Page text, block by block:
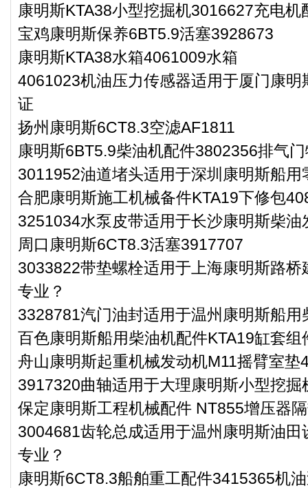
康明斯KTA38小型挖掘机3016627充电机
宝鸡康明斯保养6BT5.9活塞3928673
康明斯KTA38水箱4061009水箱
4061023机油压力传感器适用于厦门康明
证
扬州康明斯6CT8.3空滤AF1811
康明斯6BT5.9柴油机配件3802356排气
3011952油道堵头适用于深圳康明斯船
合肥康明斯施工机械备件KTA19下修包
3251034水泵皮带适用于长沙康明斯柴
周口康明斯6CT8.3活塞3917707
3033822带垫螺栓适用于上海康明斯路
专业？
3328781汽门油封适用于温州康明斯船用
百色康明斯船用柴油机配件KTA19缸套组
舟山康明斯起重机械发动机M11摇臂室垫
3917320曲轴适用于大理康明斯小型挖
保定康明斯工程机械配件 NT855增压器
3004681齿轮总成适用于温州康明斯油田
专业？
康明斯6CT8.3船舶重工配件3415365机